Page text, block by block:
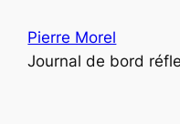
contenu
Pierre Morel
Journal de bord